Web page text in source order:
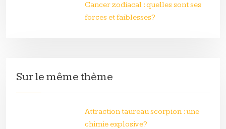
Cancer zodiacal : quelles sont ses
forces et faiblesses?
Sur le même thème
Attraction taureau scorpion : une
chimie explosive?